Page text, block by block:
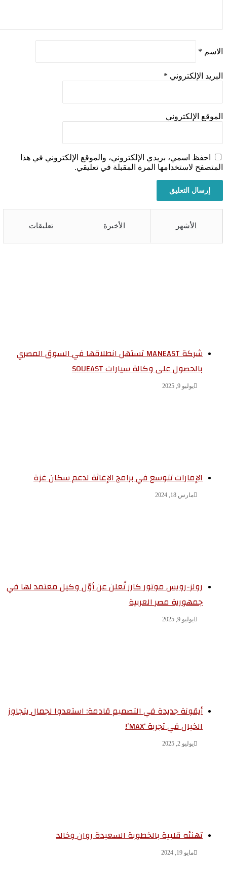
*
الإلكتروني*
الإلكتروني
احفظ اسمي، بريدي الإلكتروني، والموقع الإلكتروني في هذا
لاستخدامها المرة المقبلة في تعليقي.
الأشهر الأخيرة تعليقات
شركة MANEAST تستهل انطلاقها في السوق المصري
بالحصول على وكالة سيارات SOUEAST
يوليو 9, 2025
الإمارات تتوسع في برامج الإغاثة لدعم سكان غزة
مارس 18, 2024
رولز-رويس موتور كارز تُعلن عن أوّل وكيل معتمد لها في
جمهورية مصر العربية
يوليو 9, 2025
أيقونة جديدة في التصميم قادمة: استعدوا لجمال يتجاوز
الخيال في تجربة ‘MAX’!
يوليو 2, 2025
تهنئه قلبية بالخطوبة السعيدة روان وخالد
مايو 19, 2024